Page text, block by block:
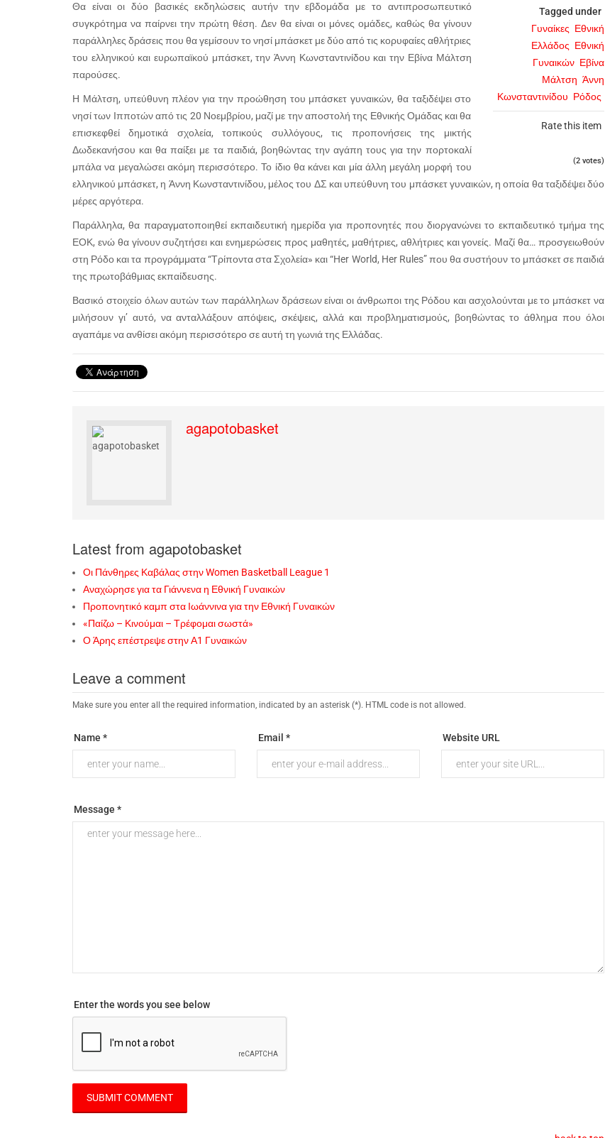
Tagged under
Γυναίκες Εθνική
Ελλάδος Εθνική
Γυναικών Εβίνα
Μάλτση Άννη
Κωνσταντινίδου Ρόδος
Rate this item
(2 votes)
Θα είναι οι δύο βασικές εκδηλώσεις αυτήν την εβδομάδα με το αντιπροσωπευτικό
συγκρότημα να παίρνει την πρώτη θέση. Δεν θα είναι οι μόνες ομάδες, καθώς θα γίνουν
παράλληλες δράσεις που θα γεμίσουν το νησί μπάσκετ με δύο από τις κορυφαίες αθλήτριες
του ελληνικού και ευρωπαϊκού μπάσκετ, την Άννη Κωνσταντινίδου και την Εβίνα Μάλτση
παρούσες.
Η Μάλτση, υπεύθυνη πλέον για την προώθηση του μπάσκετ γυναικών, θα ταξιδέψει στο
νησί των Ιπποτών από τις 20 Νοεμβρίου, μαζί με την αποστολή της Εθνικής Ομάδας και θα
επισκεφθεί δημοτικά σχολεία, τοπικούς συλλόγους, τις προπονήσεις της μικτής
Δωδεκανήσου και θα παίξει με τα παιδιά, βοηθώντας την αγάπη τους για την πορτοκαλί
μπάλα να μεγαλώσει ακόμη περισσότερο. Το ίδιο θα κάνει και μία άλλη μεγάλη μορφή του
ελληνικού μπάσκετ, η Άννη Κωνσταντινίδου, μέλος του ΔΣ και υπεύθυνη του μπάσκετ γυναικών, η οποία θα ταξιδέψει δύο
μέρες αργότερα.
Παράλληλα, θα παραγματοποιηθεί εκπαιδευτική ημερίδα για προπονητές που διοργανώνει το εκπαιδευτικό τμήμα της
ΕΟΚ, ενώ θα γίνουν συζητήσει και ενημερώσεις προς μαθητές, μαθήτριες, αθλήτριες και γονείς. Μαζί θα… προσγειωθούν
στη Ρόδο και τα προγράμματα “Τρίποντα στα Σχολεία» και “Her World, Her Rules” που θα συστήουν το μπάσκετ σε παιδιά
της πρωτοβάθμιας εκπαίδευσης.
Βασικό στοιχείο όλων αυτών των παράλληλων δράσεων είναι οι άνθρωποι της Ρόδου και ασχολούνται με το μπάσκετ να
μιλήσουν γι’ αυτό, να ανταλλάξουν απόψεις, σκέψεις, αλλά και προβληματισμούς, βοηθώντας το άθλημα που όλοι
αγαπάμε να ανθίσει ακόμη περισσότερο σε αυτή τη γωνιά της Ελλάδας.
agapotobasket
Latest from agapotobasket
Οι Πάνθηρες Καβάλας στην Women Basketball League 1
Αναχώρησε για τα Γιάννενα η Εθνική Γυναικών
Προπονητικό καμπ στα Ιωάννινα για την Εθνική Γυναικών
«Παίζω – Κινούμαι – Τρέφομαι σωστά»
Ο Άρης επέστρεψε στην Α1 Γυναικών
Leave a comment
Make sure you enter all the required information, indicated by an asterisk (*). HTML code is not allowed.
Name * Email * Website URL
Message *
Enter the words you see below